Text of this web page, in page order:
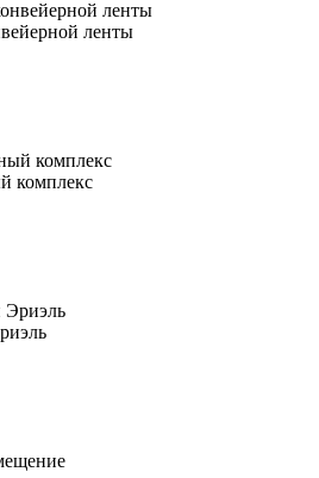
ленты
комплекс